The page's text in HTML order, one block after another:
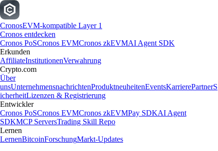
CronosEVM-kompatible Layer 1
Cronos entdecken
Cronos PoSCronos EVMCronos zkEVMAI Agent SDK
Erkunden
AffiliateInstitutionenVerwahrung
Crypto.com
Über
unsUnternehmensnachrichtenProduktneuheitenEventsKarrierePartnerS
icherheitLizenzen & Registrierung
Entwickler
Cronos PoSCronos EVMCronos zkEVMPay SDKAI Agent
SDKMCP ServersTrading Skill Repo
Lernen
LernenBitcoinForschungMarkt-Updates